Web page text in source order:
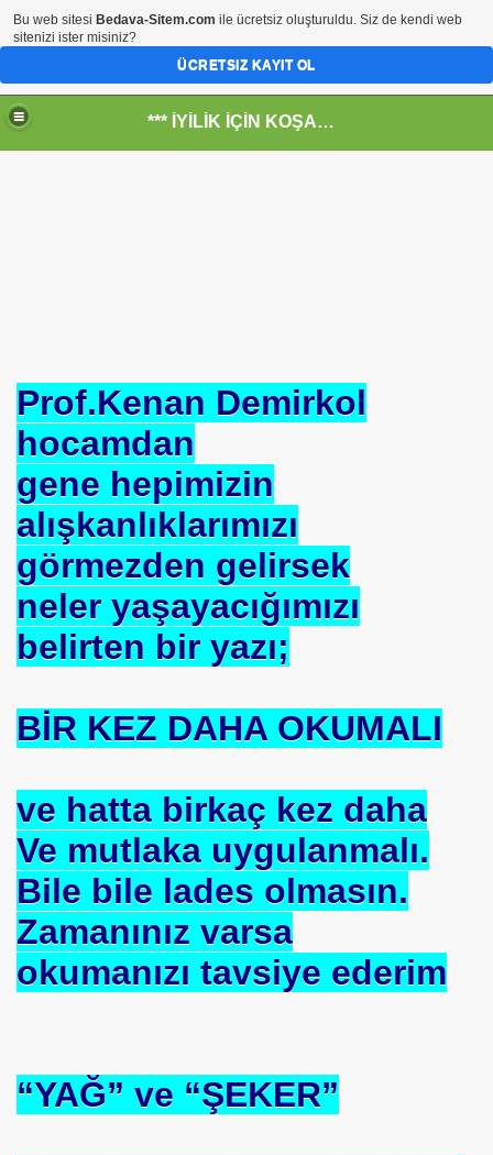
*** İYİLİK İÇİN KOŞANLARIN YERİ***
Prof.Kenan Demirkol
hocamdan
gene hepimizin
alışkanlıklarımızı
görmezden gelirsek
neler yaşayacığımızı
belirten bir yazı;
BİR KEZ DAHA OKUMALI
ve hatta birkaç kez daha
Ve mutlaka uygulanmalı.
Bile bile lades olmasın.
Zamanınız varsa
okumanızı tavsiye ederim
“YAĞ” ve “ŞEKER”
- HİDROJEN ENERJİ MRK *NASIL ENGELLENDİ* !!!
-Engellenen Mühendis !!!
Halal Food
TARİHİ MÜZESİ
Bu web sitesi Bedava-Sitem.com ile ücretsiz oluşturuldu. Siz de kendi web
sitenizi ister misiniz?
ÜCRETSIZ KAYIT OL